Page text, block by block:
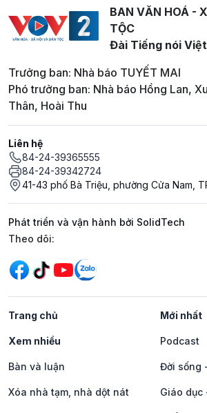
BAN VĂN HOÁ -
TỘC
Đài Tiếng nói
Trưởng ban: Nhà báo TUYẾT MAI
Phó trưởng ban: Nhà báo Hồng Lan,
Thân, Hoài Thu
Liên hệ
84-24-39365555
84-24-39342724
41-43 phố Bà Triệu, phường Cửa Nam,
Phát triển và vận hành bởi SolidTech
Mạng xã hội
Theo dõi:
Trang chủ Mới nhất
Xem nhiều Podcast
Bàn và luận Đời sống
Xóa nhà tạm, nhà dột nát Giáo dục